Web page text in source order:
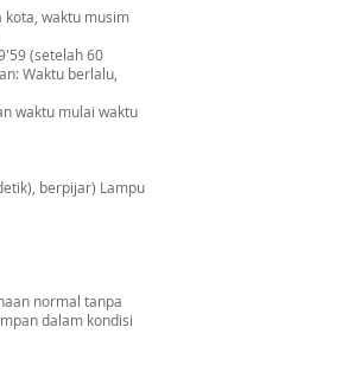
kota, waktu musim
(setelah 60
Waktu berlalu,
waktu mulai waktu
berpijar) Lampu
normal tanpa
dalam kondisi